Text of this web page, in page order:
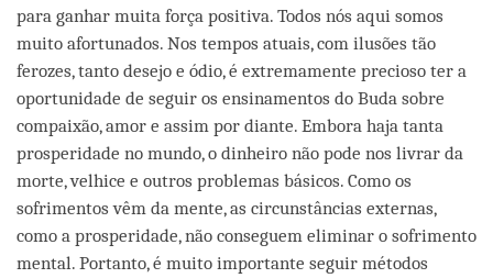
para ganhar muita força positiva. Todos nós aqui somos
muito afortunados. Nos tempos atuais, com ilusões tão
ferozes, tanto desejo e ódio, é extremamente precioso ter a
oportunidade de seguir os ensinamentos do Buda sobre
compaixão, amor e assim por diante. Embora haja tanta
prosperidade no mundo, o dinheiro não pode nos livrar da
morte, velhice e outros problemas básicos. Como os
sofrimentos vêm da mente, as circunstâncias externas,
como a prosperidade, não conseguem eliminar o sofrimento
mental. Portanto, é muito importante seguir métodos